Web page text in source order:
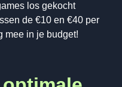
los gekocht
de €10 en €40 per
mee in je budget!